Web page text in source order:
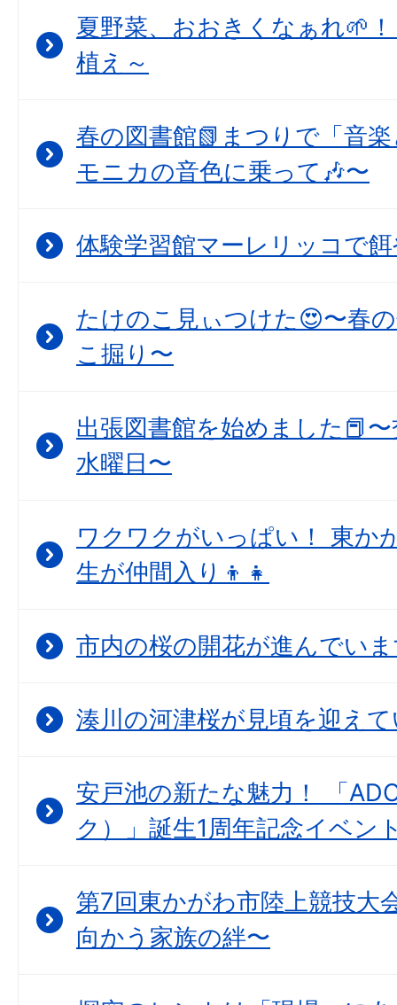
夏野菜、おおきくなぁれ🌱
植え～
春の図書館📗まつりで「音
モニカの音色に乗って🎶〜
体験学習館マーレリッコで
たけのこ見ぃつけた😍〜春
こ掘り〜
出張図書館を始めました📕
水曜日〜
ワクワクがいっぱい！ 東か
生が仲間入り👦👧
市内の桜の開花が進んでい
湊川の河津桜が見頃を迎え
安戸池の新たな魅力！ 「
ク）」誕生1周年記念イベン
第7回東かがわ市陸上競技大
向かう家族の絆〜